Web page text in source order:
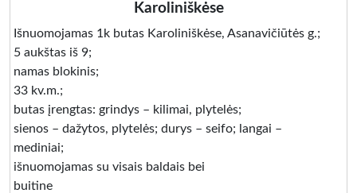
Karoliniškėse
Išnuomojamas 1k butas Karoliniškėse, Asanavičiūtės g.;
5 aukštas iš 9;
namas blokinis;
33 kv.m.;
butas įrengtas: grindys – kilimai, plytelės;
sienos – dažytos, plytelės; durys – seifo; langai –
mediniai;
išnuomojamas su visais baldais bei
buitine